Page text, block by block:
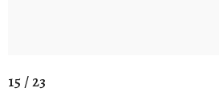
15 / 23